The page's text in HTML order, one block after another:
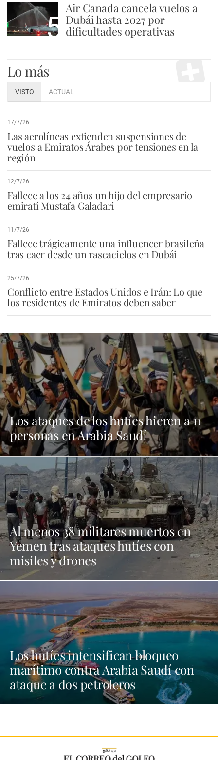
5
Air Canada cancela vuelos a
Dubái hasta 2027 por
dificultades operativas
Lo más
VISTO ACTUAL
17/7/26
Las aerolíneas extienden suspensiones de
vuelos a Emiratos Árabes por tensiones en la
región
12/7/26
Fallece a los 24 años un hijo del empresario
emiratí Mustafa Galadari
11/7/26
Fallece trágicamente una influencer brasileña
tras caer desde un rascacielos en Dubái
25/7/26
Conflicto entre Estados Unidos e Irán: Lo que
los residentes de Emiratos deben saber
Los ataques de los hutíes hieren a 11
personas en Arabia Saudí
Al menos 38 militares muertos en
Yemen tras ataques hutíes con
misiles y drones
Los hutíes intensifican bloqueo
marítimo contra Arabia Saudí con
ataque a dos petroleros